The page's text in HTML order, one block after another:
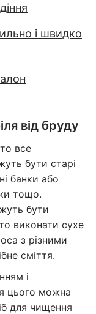
і швидко
від бруду
все
бути старі
банки або
тощо.
бути
виконати сухе
з різними
сміття.
і
цього можна
для чищення